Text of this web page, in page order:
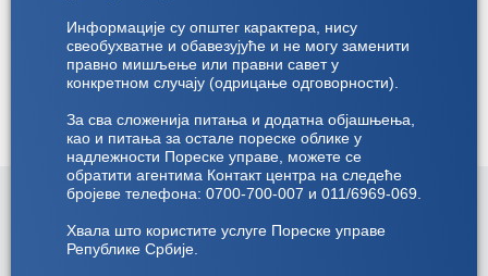
Информације су општег карактера, нису
свеобухватне и обавезујуће и не могу заменити
правно мишљење или правни савет у
конкретном случају (одрицање одговорности).
За сва сложенија питања и додатна објашњења,
као и питања за остале пореске облике у
надлежности Пореске управе, можете се
обратити агентима Контакт центра на следеће
бројеве телефона: 0700-700-007 и 011/6969-069.
Хвала што користите услуге Пореске управе
Републике Србије.Министарство финансија